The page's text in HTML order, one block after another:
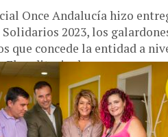
Once Andalucía hizo
2023, los
que concede la entidad a
El auditorio de...